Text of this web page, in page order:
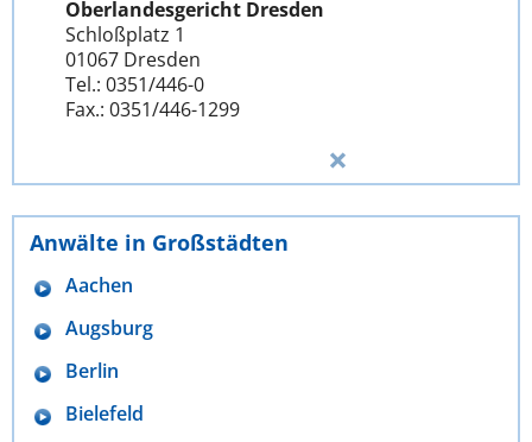
Oberlandesgericht Dresden
Schloßplatz 1
01067 Dresden
Tel.: 0351/446-0
Fax.: 0351/446-1299
Anwälte in Großstädten
Aachen
Augsburg
Berlin
Bielefeld